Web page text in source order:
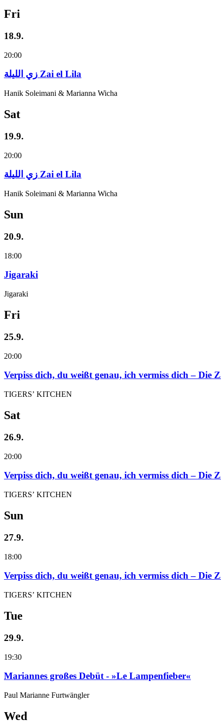
Fri
18.9.
20:00
زي‌ اللیلة Zai el Lila
Hanik Soleimani & Marianna Wicha
Sat
19.9.
20:00
زي‌ اللیلة Zai el Lila
Hanik Soleimani & Marianna Wicha
Sun
20.9.
18:00
Jigaraki
Jigaraki
Fri
25.9.
20:00
Verpiss dich, du weißt genau, ich vermiss dich – Die
TIGERS’ KITCHEN
Sat
26.9.
20:00
Verpiss dich, du weißt genau, ich vermiss dich – Die
TIGERS’ KITCHEN
Sun
27.9.
18:00
Verpiss dich, du weißt genau, ich vermiss dich – Die
TIGERS’ KITCHEN
Tue
29.9.
19:30
Mariannes großes Debüt - »Le Lampenfieber«
Paul Marianne Furtwängler
Wed